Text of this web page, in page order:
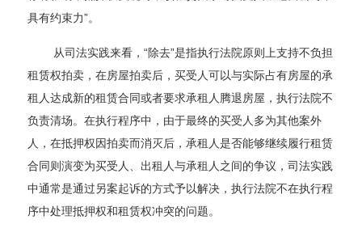
具有约束力”。
从司法实践来看，“除去”是指执行法院原则上支持不负担
租赁权拍卖，在房屋拍卖后，买受人可以与实际占有房屋的承
租人达成新的租赁合同或者要求承租人腾退房屋，执行法院不
负责清场。在执行程序中，由于最终的买受人多为其他案外
人，在抵押权因拍卖而消灭后，承租人是否能够继续履行租赁
合同则演变为买受人、出租人与承租人之间的争议，司法实践
中通常是通过另案起诉的方式予以解决，执行法院不在执行程
序中处理抵押权和租赁权冲突的问题。